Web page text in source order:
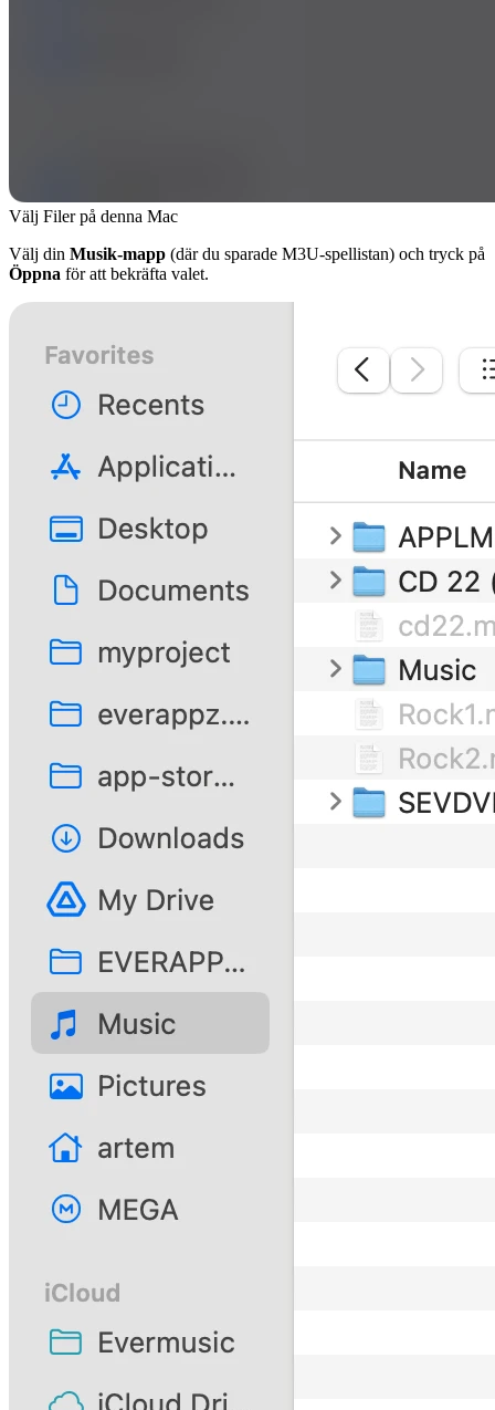
Välj Filer på denna Mac
Välj din Musik-mapp (där du sparade M3U-spellistan) och tryck på
Öppna för att bekräfta valet.